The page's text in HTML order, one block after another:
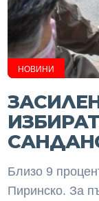
НОВИНИ
Близо 9
Пиринско. За